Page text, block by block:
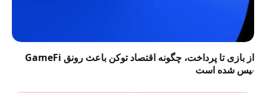
از بازی تا پرداخت، چگونه اقتصاد توکن باعث رونق GameFi
بیس شده است